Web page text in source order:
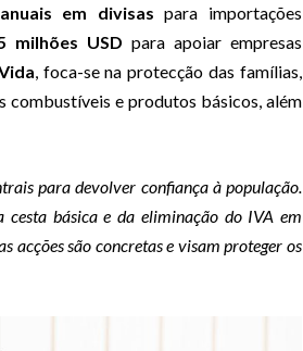
em divisas para importações
milhões USD para apoiar empresas
, foca-se na protecção das famílias,
combustíveis e produtos básicos, além
para devolver confiança à população.
básica e da eliminação do IVA em
acções são concretas e visam proteger os